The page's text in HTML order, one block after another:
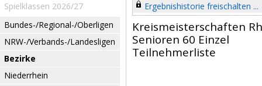
Spielklassen 2026/27
Bundes-/Regional-/Oberligen
NRW-/Verbands-/Landesligen
Bezirke
Niederrhein
Ergebnishistorie freischalten ...
Kreismeisterschaften
Senioren 60 Einzel
Teilnehmerliste